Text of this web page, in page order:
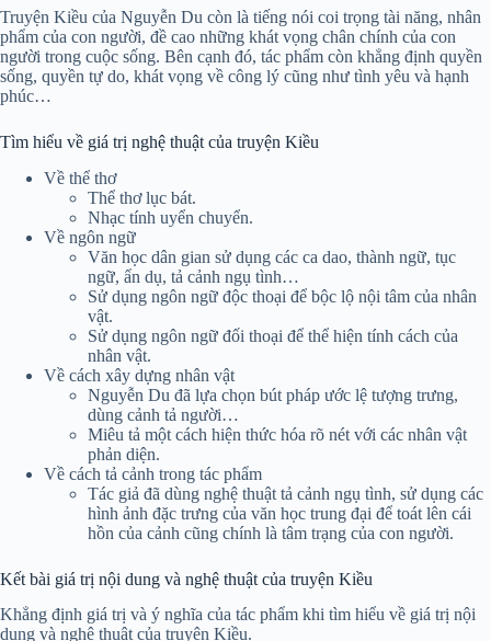
Truyện Kiều của Nguyễn Du còn là tiếng nói coi trọng tài năng, nhân
phẩm của con người, đề cao những khát vọng chân chính của con
người trong cuộc sống. Bên cạnh đó, tác phẩm còn khẳng định quyền
sống, quyền tự do, khát vọng về công lý cũng như tình yêu và hạnh
phúc…
Tìm hiểu về giá trị nghệ thuật của truyện Kiều
Về thể thơ
Thể thơ lục bát.
Nhạc tính uyển chuyển.
Về ngôn ngữ
Văn học dân gian sử dụng các ca dao, thành ngữ, tục
ngữ, ẩn dụ, tả cảnh ngụ tình…
Sử dụng ngôn ngữ độc thoại để bộc lộ nội tâm của nhân
vật.
Sử dụng ngôn ngữ đối thoại để thể hiện tính cách của
nhân vật.
Về cách xây dựng nhân vật
Nguyễn Du đã lựa chọn bút pháp ước lệ tượng trưng,
dùng cảnh tả người…
Miêu tả một cách hiện thức hóa rõ nét với các nhân vật
phản diện.
Về cách tả cảnh trong tác phẩm
Tác giả đã dùng nghệ thuật tả cảnh ngụ tình, sử dụng các
hình ảnh đặc trưng của văn học trung đại để toát lên cái
hồn của cảnh cũng chính là tâm trạng của con người.
Kết bài giá trị nội dung và nghệ thuật của truyện Kiều
Khẳng định giá trị và ý nghĩa của tác phẩm khi tìm hiểu về giá trị nội
dung và nghệ thuật của truyện Kiều.